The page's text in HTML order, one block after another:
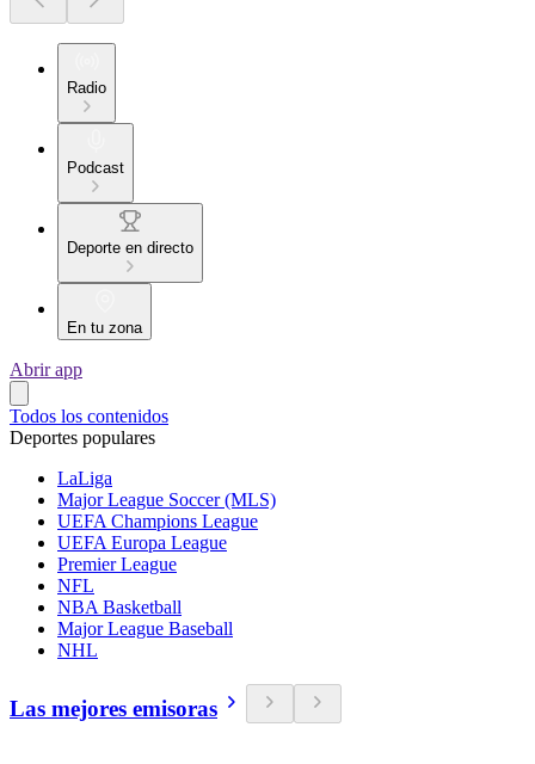
Radio
Podcast
Deporte en directo
En tu zona
Abrir app
Todos los contenidos
Deportes populares
LaLiga
Major League Soccer (MLS)
UEFA Champions League
UEFA Europa League
Premier League
NFL
NBA Basketball
Major League Baseball
NHL
Las mejores emisoras